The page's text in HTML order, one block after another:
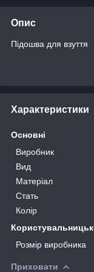
Опис
Підошва для взуття
Характеристики
Основні
Виробник
Вид
Матеріал
Стать
Колір
Розмір виробника
Приховати